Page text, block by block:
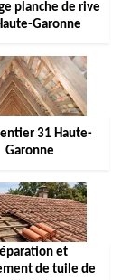
planche de rive
Garonne
31 Haute-
Garonne
et
de tuile de